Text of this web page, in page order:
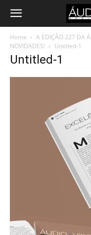
Home
A EDIÇÃO 227 DA
NOVIDADES!
Untitled-1
Untitled-1